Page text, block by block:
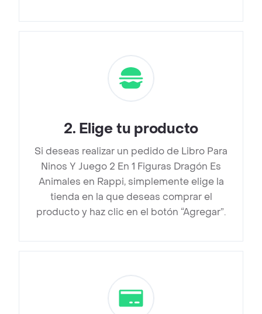
2. Elige tu producto
Si deseas realizar un pedido de Libro Para
Ninos Y Juego 2 En 1 Figuras Dragón Es
Animales en Rappi, simplemente elige la
tienda en la que deseas comprar el
producto y haz clic en el botón “Agregar”.